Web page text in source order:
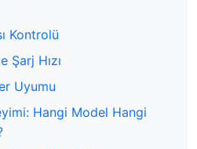
Kontrolü
Şarj Hızı
Uyumu
Hangi Model Hangi